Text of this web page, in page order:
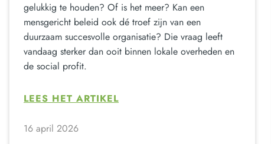
gelukkig te houden? Of is het meer? Kan een
mensgericht beleid ook dé troef zijn van een
duurzaam succesvolle organisatie? Die vraag leeft
vandaag sterker dan ooit binnen lokale overheden en
de social profit.
LEES HET ARTIKEL
16 april 2026